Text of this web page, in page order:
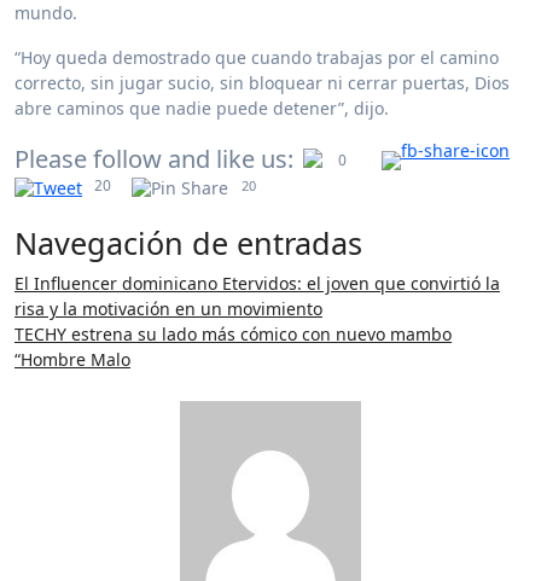
mundo.
“Hoy queda demostrado que cuando trabajas por el camino
correcto, sin jugar sucio, sin bloquear ni cerrar puertas, Dios
abre caminos que nadie puede detener”, dijo.
Please follow and like us:
0
20
20
Navegación de entradas
El Influencer dominicano Etervidos: el joven que convirtió la
risa y la motivación en un movimiento
TECHY estrena su lado más cómico con nuevo mambo
“Hombre Malo